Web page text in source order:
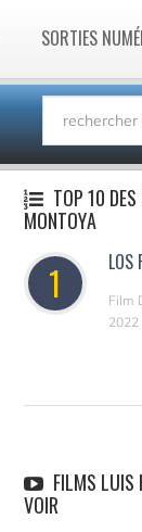
SORTIES
TOP 10 DES
MONTOYA
1 LOS
Film
2022
FILMS LUIS
VOIR